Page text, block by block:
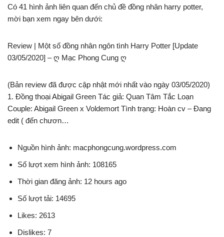
Có 41 hình ảnh liên quan đến chủ đề đồng nhân harry potter,
mời bạn xem ngay bên dưới:
Review | Một số đồng nhân ngôn tình Harry Potter [Update
03/05/2020] – ღ Mạc Phong Cung ღ
(Bản review đã được cập nhật mới nhất vào ngày 03/05/2020)
1. Đồng thoại Abigail Green Tác giả: Quan Tâm Tắc Loạn
Couple: Abigail Green x Voldemort Tình trạng: Hoàn cv – Đang
edit ( đến chươn…
Nguồn hình ảnh: macphongcung.wordpress.com
Số lượt xem hình ảnh: 108165
Thời gian đăng ảnh: 12 hours ago
Số lượt tải: 14695
Likes: 2613
Dislikes: 7